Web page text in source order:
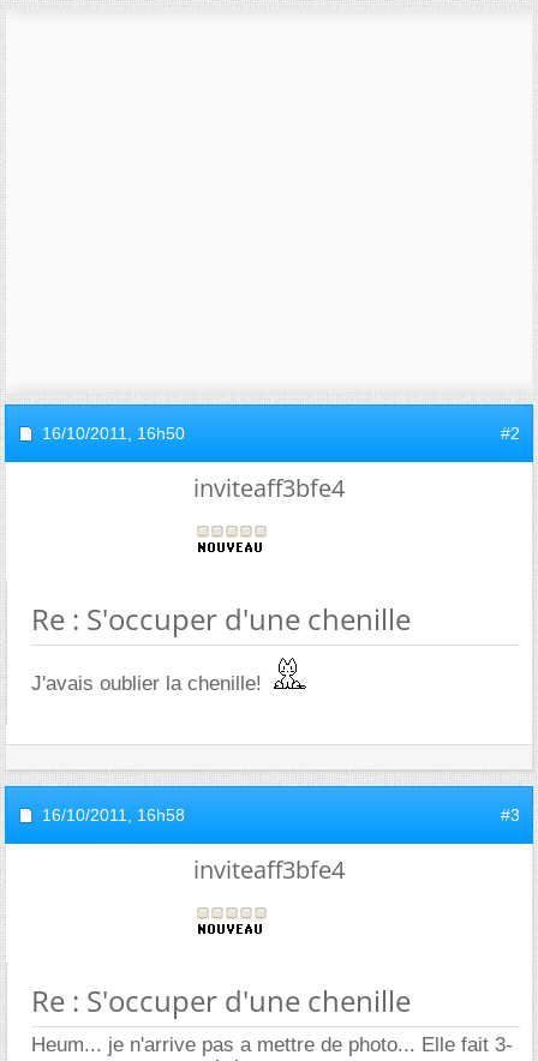
16/10/2011, 16h50 #2
inviteaff3bfe4
Re : S'occuper d'une chenille
J'avais oublier la chenille!
16/10/2011, 16h58 #3
inviteaff3bfe4
Re : S'occuper d'une chenille
Heum... je n'arrive pas a mettre de photo... Elle fait 3-